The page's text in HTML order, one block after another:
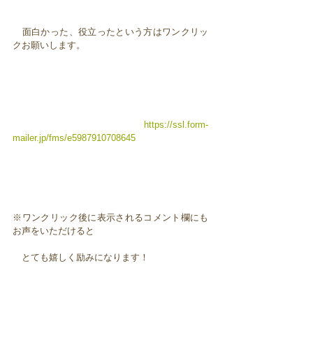
面白かった、役立ったという方はワンクリッ
クお願いします。
https://ssl.form-
mailer.jp/fms/e5987910708645
※ワンクリック後に表示されるコメント欄にも
お声をいただけると
とても嬉しく励みになります！